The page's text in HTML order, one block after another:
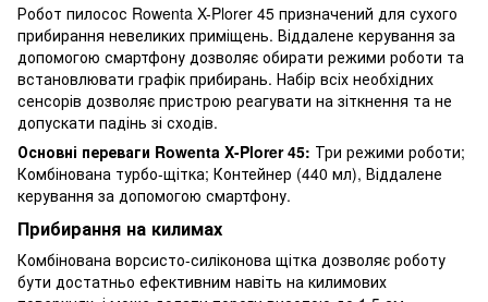
Робот пилосос Rowenta X-Plorer 45 призначений для сухого
прибирання невеликих приміщень. Віддалене керування за
допомогою смартфону дозволяє обирати режими роботи та
встановлювати графік прибирань. Набір всіх необхідних
сенсорів дозволяє пристрою реагувати на зіткнення та не
допускати падінь зі сходів.
Основні переваги Rowenta X-Plorer 45: Три режими роботи;
Комбінована турбо-щітка; Контейнер (440 мл), Віддалене
керування за допомогою смартфону.
Прибирання на килимах
Комбінована ворсисто-силіконова щітка дозволяє роботу
бути достатньо ефективним навіть на килимових